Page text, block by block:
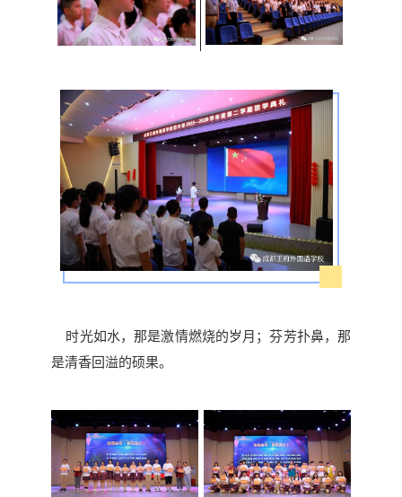
时光如水，那是激情燃烧的岁月；芬芳扑鼻，那
是清香回溢的硕果。